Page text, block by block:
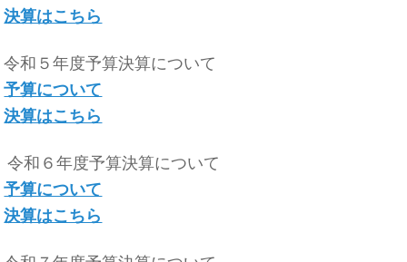
決算はこちら
令和５年度予算決算について
予算について
決算はこちら
令和６年度予算決算について
予算について
決算はこちら